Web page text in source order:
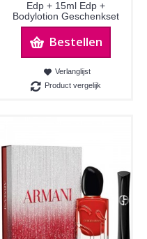
Edp + 15ml Edp +
Bodylotion Geschenkset
Bestellen
Verlanglijst
Product vergelijk